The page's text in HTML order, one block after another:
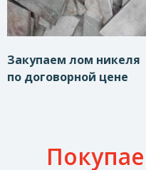
Закупаем лом никеля
по договорной цене